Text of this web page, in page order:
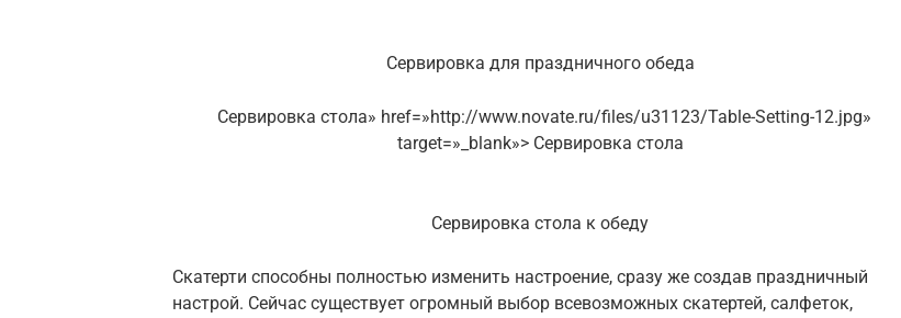
Сервировка для праздничного обеда
Сервировка стола» href=»http://www.novate.ru/files/u31123/Table-Setting-12.jpg»
target=»_blank»> Сервировка стола
Сервировка стола к обеду
Скатерти способны полностью изменить настроение, сразу же создав праздничный
настрой. Сейчас существует огромный выбор всевозможных скатертей, салфеток,